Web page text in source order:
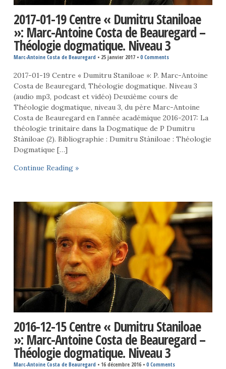
2017-01-19 Centre « Dumitru Staniloae
»: Marc-Antoine Costa de Beauregard –
Théologie dogmatique. Niveau 3
Marc-Antoine Costa de Beauregard • 25 janvier 2017• 0 Comments
2017-01-19 Centre « Dumitru Staniloae »: P. Marc-Antoine
Costa de Beauregard, Théologie dogmatique. Niveau 3
(audio mp3, podcast et vidéo) Deuxième cours de
Théologie dogmatique, niveau 3, du père Marc-Antoine
Costa de Beauregard en l’année académique 2016-2017: La
théologie trinitaire dans la Dogmatique de P Dumitru
Stàniloae (2). Bibliographie : Dumitru Stàniloae : Théologie
Dogmatique […]
Continue Reading »
2016-12-15 Centre « Dumitru Staniloae
»: Marc-Antoine Costa de Beauregard –
Théologie dogmatique. Niveau 3
Marc-Antoine Costa de Beauregard • 16 décembre 2016• 0 Comments